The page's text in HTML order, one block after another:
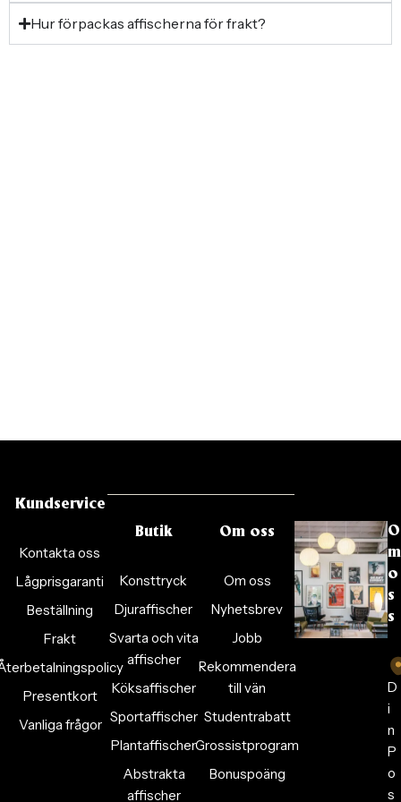
Hur förpackas affischerna för frakt?
Kundservice
Kontakta oss
Lågprisgaranti
Beställning
Frakt
Presentkort
Vanliga frågor
Butik
Konsttryck
Djuraffischer
Svarta och vita
affischer
Köksaffischer
Sportaffischer
Plantaffischer
Abstrakta
affischer
Om oss
Om oss
Nyhetsbrev
Jobb
Rekommendera
till vän
Studentrabatt
Grossistprogram
Bonuspoäng
O
m
o
s
s
D
i
n
P
o
s